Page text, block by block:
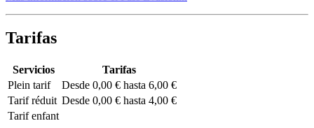
Tarifas
Servicios
Tarifas
Plein tarif
Desde 0,00 € hasta 6,00 €
Tarif réduit Desde 0,00 € hasta 4,00 €
Tarif enfant